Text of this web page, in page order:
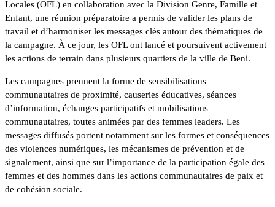
Locales (OFL) en collaboration avec la Division Genre, Famille et
Enfant, une réunion préparatoire a permis de valider les plans de
travail et d’harmoniser les messages clés autour des thématiques de
la campagne. À ce jour, les OFL ont lancé et poursuivent activement
les actions de terrain dans plusieurs quartiers de la ville de Beni.
Les campagnes prennent la forme de sensibilisations
communautaires de proximité, causeries éducatives, séances
d’information, échanges participatifs et mobilisations
communautaires, toutes animées par des femmes leaders. Les
messages diffusés portent notamment sur les formes et conséquences
des violences numériques, les mécanismes de prévention et de
signalement, ainsi que sur l’importance de la participation égale des
femmes et des hommes dans les actions communautaires de paix et
de cohésion sociale.